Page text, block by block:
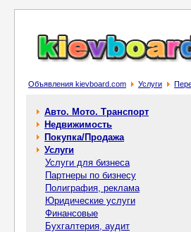
Объявления kievboard.com Услуги
Авто. Мото. Транспорт
Недвижимость
Покупка/Продажа
Услуги
Услуги для бизнеса
Партнеры по бизнесу
Полиграфия, реклама
Юридические услуги
Финансовые
Бухгалтерия, аудит